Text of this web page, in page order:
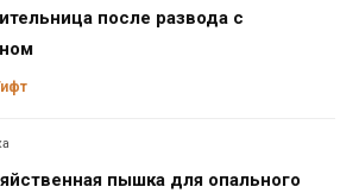
после развода с
пышка для опального